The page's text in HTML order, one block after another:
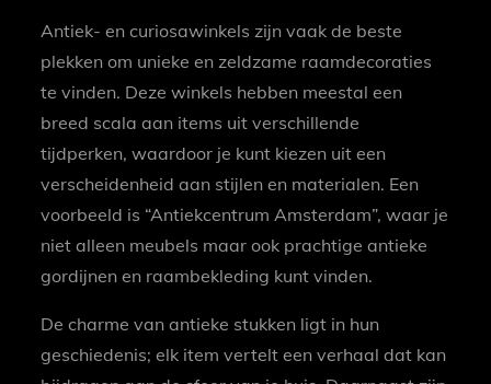
Antiek- en curiosawinkels zijn vaak de beste
plekken om unieke en zeldzame raamdecoraties
te vinden. Deze winkels hebben meestal een
breed scala aan items uit verschillende
tijdperken, waardoor je kunt kiezen uit een
verscheidenheid aan stijlen en materialen. Een
voorbeeld is “Antiekcentrum Amsterdam”, waar je
niet alleen meubels maar ook prachtige antieke
gordijnen en raambekleding kunt vinden.
De charme van antieke stukken ligt in hun
geschiedenis; elk item vertelt een verhaal dat kan